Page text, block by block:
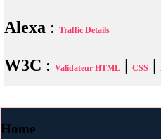
Alexa : Traffic Details
W3C : Validateur HTML CSS
Home